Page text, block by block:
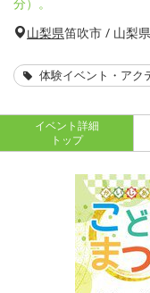
山梨県笛吹市 / 山梨
体験イベント・アク
イベント詳細
トップ